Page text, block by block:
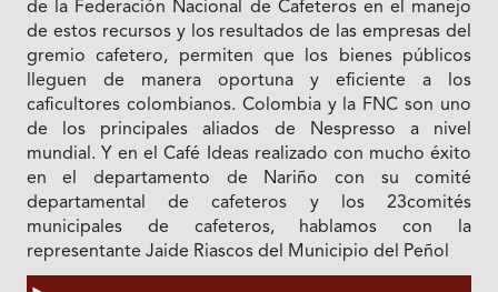
de la Federación Nacional de Cafeteros en el manejo
de estos recursos y los resultados de las empresas del
gremio cafetero, permiten que los bienes públicos
lleguen de manera oportuna y eficiente a los
caficultores colombianos. Colombia y la FNC son uno
de los principales aliados de Nespresso a nivel
mundial. Y en el Café Ideas realizado con mucho éxito
en el departamento de Nariño con su comité
departamental de cafeteros y los 23comités
municipales de cafeteros, hablamos con la
representante Jaide Riascos del Municipio del Peñol